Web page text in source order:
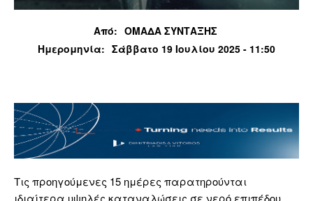
Από: ΟΜΑΔΑ ΣΥΝΤΑΞΗΣ
Ημερομηνία: Σάββατο 19 Ιουλίου 2025 - 11:50
Τις προηγούμενες 15 ημέρες παρατηρούνται